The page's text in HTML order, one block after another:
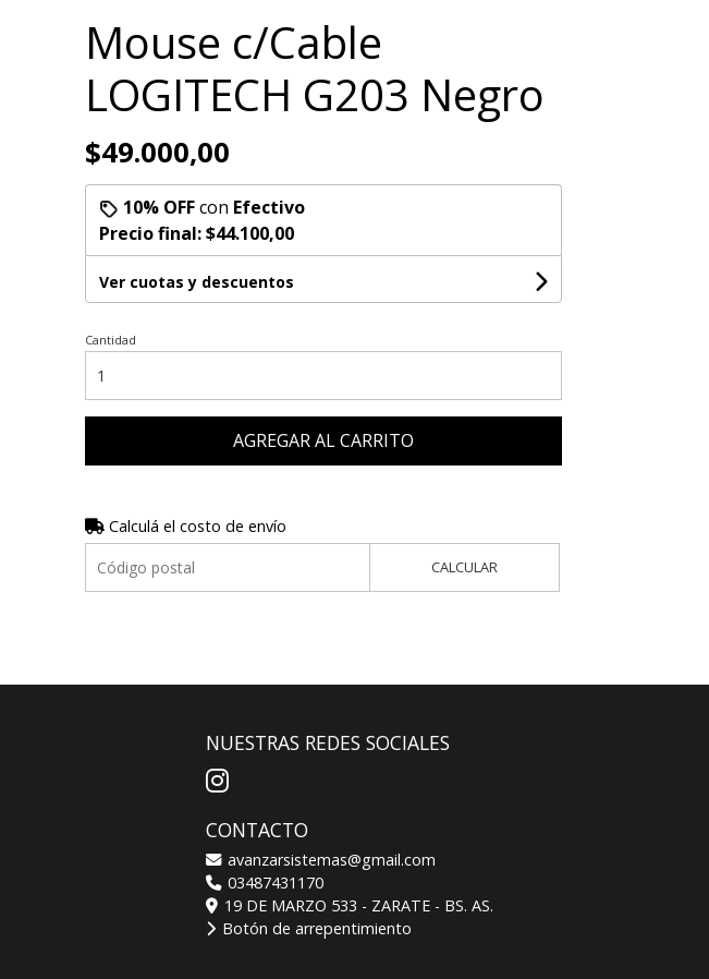
Mouse c/Cable
LOGITECH G203 Negro
$49.000,00
10% OFFcon Efectivo
Precio final:$44.100,00
Ver cuotas y descuentos
Cantidad
AGREGAR AL CARRITO
Calculá el costo de envío
CALCULAR
NUESTRAS REDES SOCIALES
CONTACTO
avanzarsistemas@gmail.com
03487431170
19 DE MARZO 533 - ZARATE - BS. AS.
Botón de arrepentimiento